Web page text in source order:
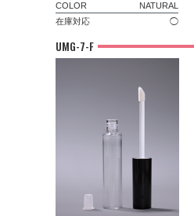
COLOR
NATURAL
在庫対応
◯
UMG-7-F